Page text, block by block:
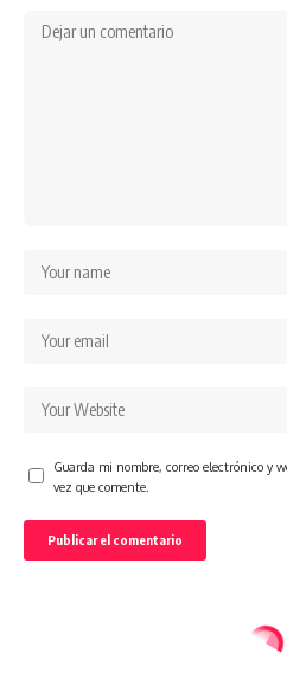
Guarda mi nombre, correo electrónico y
vez que comente.